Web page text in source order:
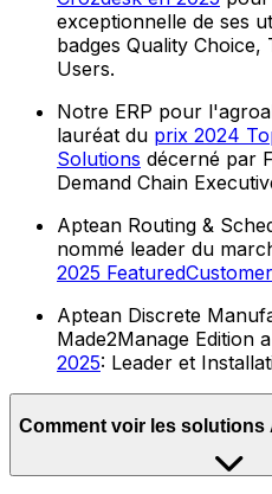
exceptionnelle de ses
badges Quality
Users.
Notre ERP pour
lauréat du prix 2024
Solutions décerné par
Demand Chain
Aptean Routing &
nommé leader du
2025
Aptean Discrete
Made2Manage Edition
2025: Leader et
Comment voir les solutions